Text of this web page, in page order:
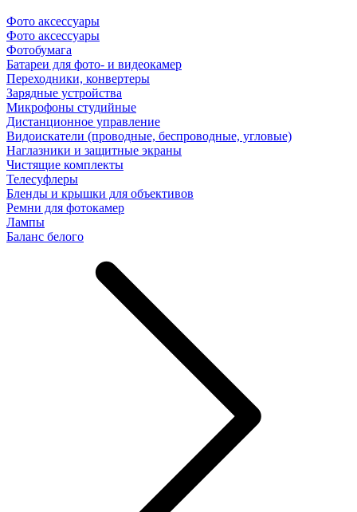
Фото аксессуары
Фото аксессуары
Фотобумага
Батареи для фото- и видеокамер
Переходники, конвертеры
Зарядные устройства
Микрофоны студийные
Дистанционное управление
Видоискатели (проводные, беспроводные, угловые)
Наглазники и защитные экраны
Чистящие комплекты
Телесуфлеры
Бленды и крышки для объективов
Ремни для фотокамер
Лампы
Баланс белого